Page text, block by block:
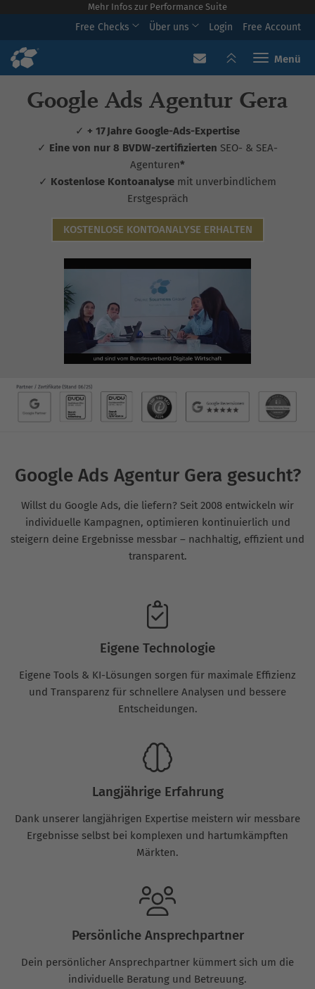
Mehr Infos zur Performance Suite
Free Checks Über uns Login Free Account
Toggle
Google Ads Agentur Gera
✓ + 17 Jahre Google-Ads-Expertise
✓ Eine von nur 8 BVDW-zertifizierten SEO- & SEA-
Agenturen*
✓ Kostenlose Kontoanalyse mit unverbindlichem
Erstgespräch
KOSTENLOSE KONTOANALYSE ERHALTEN
Google Ads Agentur Gera gesucht?
Willst du Google Ads, die liefern? Seit 2008 entwickeln wir
individuelle Kampagnen, optimieren kontinuierlich und
steigern deine Ergebnisse messbar – nachhaltig, effizient und
transparent.
Eigene Technologie
Eigene Tools & KI-Lösungen sorgen für maximale Effizienz
und Transparenz für schnellere Analysen und bessere
Entscheidungen.
Langjährige Erfahrung
Dank unserer langjährigen Expertise meistern wir messbare
Ergebnisse selbst bei komplexen und hartumkämpften
Märkten.
Persönliche Ansprechpartner
Dein persönlicher Ansprechpartner kümmert sich um die
individuelle Beratung und Betreuung.